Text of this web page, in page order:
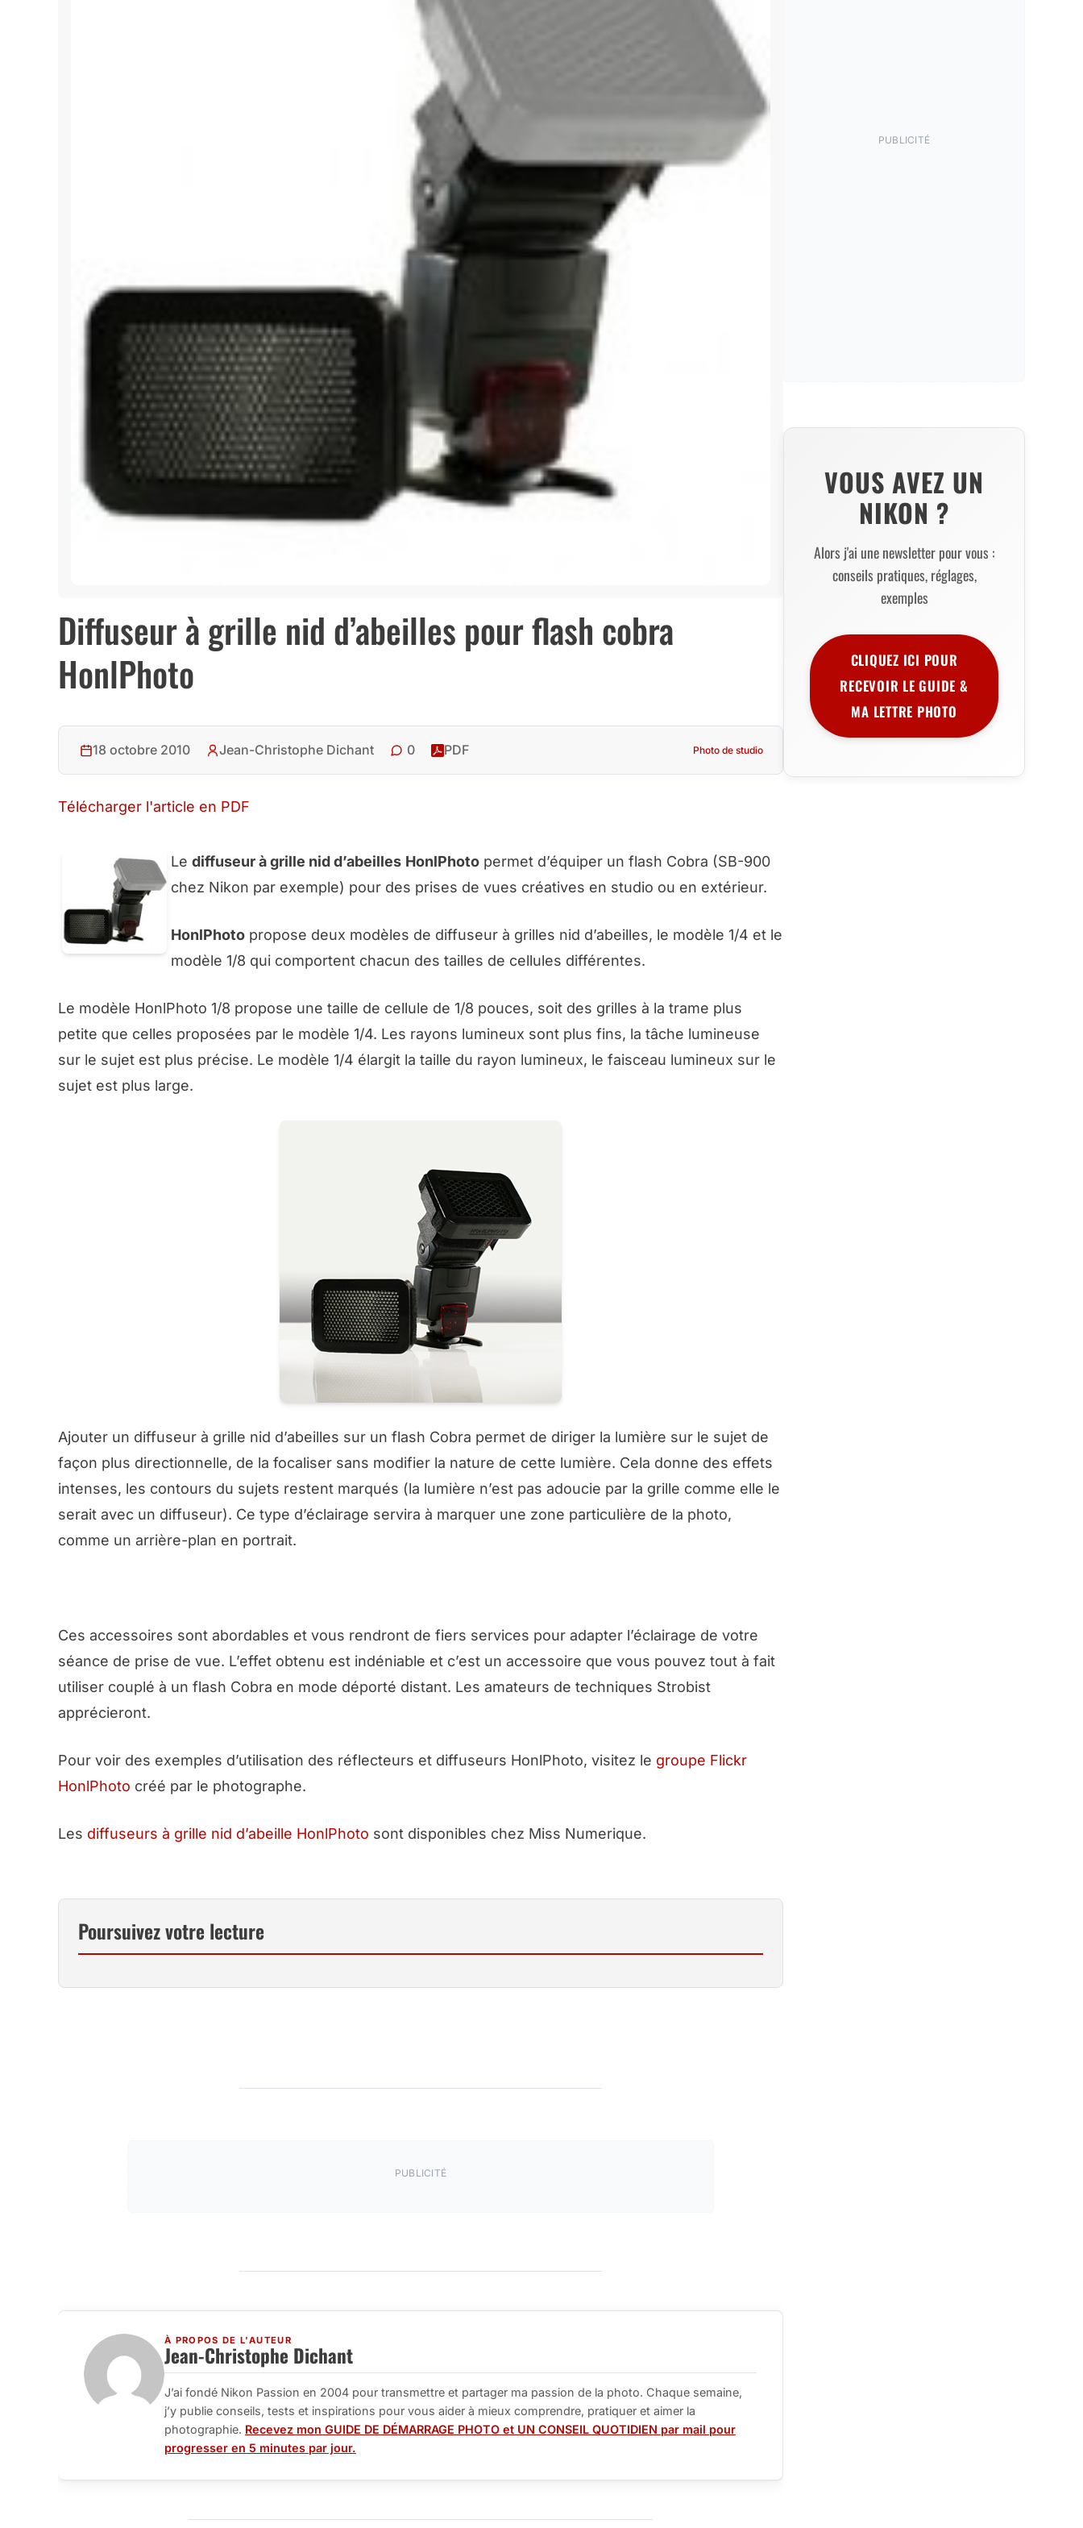
Diffuseur à grille nid d’abeilles pour flash cobra
HonlPhoto
18 octobre 2010 Jean-Christophe Dichant 0 PDF Photo de studio
Télécharger l'article en PDF
Le diffuseur à grille nid d’abeilles HonlPhoto permet d’équiper un flash Cobra (SB-900
chez Nikon par exemple) pour des prises de vues créatives en studio ou en extérieur.
HonlPhoto propose deux modèles de diffuseur à grilles nid d’abeilles, le modèle 1/4 et le
modèle 1/8 qui comportent chacun des tailles de cellules différentes.
Le modèle HonlPhoto 1/8 propose une taille de cellule de 1/8 pouces, soit des grilles à la trame plus
petite que celles proposées par le modèle 1/4. Les rayons lumineux sont plus fins, la tâche lumineuse
sur le sujet est plus précise. Le modèle 1/4 élargit la taille du rayon lumineux, le faisceau lumineux sur le
sujet est plus large.
Ajouter un diffuseur à grille nid d’abeilles sur un flash Cobra permet de diriger la lumière sur le sujet de
façon plus directionnelle, de la focaliser sans modifier la nature de cette lumière. Cela donne des effets
intenses, les contours du sujets restent marqués (la lumière n’est pas adoucie par la grille comme elle le
serait avec un diffuseur). Ce type d’éclairage servira à marquer une zone particulière de la photo,
comme un arrière-plan en portrait.
Ces accessoires sont abordables et vous rendront de fiers services pour adapter l’éclairage de votre
séance de prise de vue. L’effet obtenu est indéniable et c’est un accessoire que vous pouvez tout à fait
utiliser couplé à un flash Cobra en mode déporté distant. Les amateurs de techniques Strobist
apprécieront.
Pour voir des exemples d’utilisation des réflecteurs et diffuseurs HonlPhoto, visitez le groupe Flickr
HonlPhoto créé par le photographe.
Les diffuseurs à grille nid d’abeille HonlPhoto sont disponibles chez Miss Numerique.
Poursuivez votre lecture
PUBLICITÉ
À PROPOS DE L'AUTEUR
Jean-Christophe Dichant
J’ai fondé Nikon Passion en 2004 pour transmettre et partager ma passion de la photo. Chaque semaine,
j’y publie conseils, tests et inspirations pour vous aider à mieux comprendre, pratiquer et aimer la
photographie. Recevez mon GUIDE DE DÉMARRAGE PHOTO et UN CONSEIL QUOTIDIEN par mail pour
progresser en 5 minutes par jour.
PUBLICITÉ
VOUS AVEZ UN
NIKON ?
Alors j'ai une newsletter pour vous :
conseils pratiques, réglages,
exemples
CLIQUEZ ICI POUR
RECEVOIR LE GUIDE &
MA LETTRE PHOTO